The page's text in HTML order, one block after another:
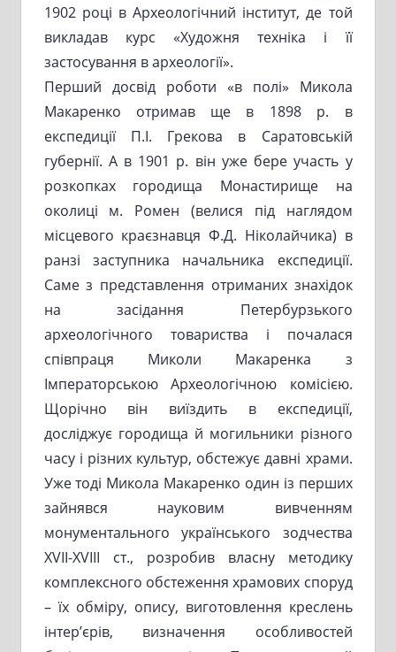
1902 році в Археологічний інститут, де той
викладав курс «Художня техніка і її
застосування в археології».
Перший досвід роботи «в полі» Микола
Макаренко отримав ще в 1898 р. в
експедиції П.І. Грекова в Саратовській
губернії. А в 1901 р. він уже бере участь у
розкопках городища Монастирище на
околиці м. Ромен (велися під наглядом
місцевого краєзнавця Ф.Д. Ніколайчика) в
ранзі заступника начальника експедиції.
Саме з представлення отриманих знахідок
на засідання Петербурзького
археологічного товариства і почалася
співпраця Миколи Макаренка з
Імператорською Археологічною комісією.
Щорічно він виїздить в експедиції,
досліджує городища й могильники різного
часу і різних культур, обстежує давні храми.
Уже тоді Микола Макаренко один із перших
зайнявся науковим вивченням
монументального українського зодчества
XVII-XVIII ст., розробив власну методику
комплексного обстеження храмових споруд
– їх обміру, опису, виготовлення креслень
інтер’єрів, визначення особливостей